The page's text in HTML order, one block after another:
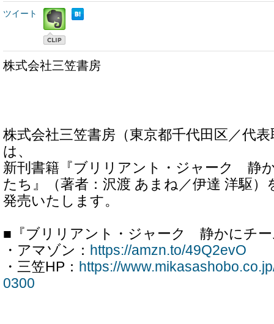
ツイート
株式会社三笠書房
株式会社三笠書房（東京都千代田区／代
は、
新刊書籍『ブリリアント・ジャーク 静
たち』（著者：沢渡 あまね／伊達 洋駆）
発売いたします。
■『ブリリアント・ジャーク 静かにチ
・アマゾン： https://amzn.to/49Q2evO
・三笠HP： https://
0300